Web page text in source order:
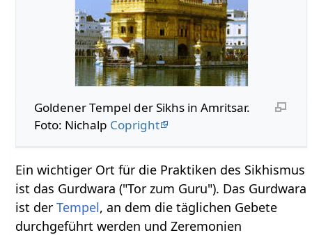
Goldener Tempel der Sikhs in Amritsar.
Foto: Nichalp Copright
Ein wichtiger Ort für die Praktiken des Sikhismus
ist das Gurdwara ("Tor zum Guru"). Das Gurdwara
ist derTempel, an dem die täglichen Gebete
durchgeführt werden und Zeremonien